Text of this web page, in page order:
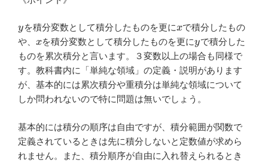
y
yを積分変数として積分したものを更にx
xで積分したもの
や、 x
xを積分変数として積分したものを更にy
yで積分した
ものを累次積分と言います。３変数以上の場合も同様で
す。教科書内に「単純な領域」の定義・説明があります
が、基本的には累次積分や重積分は単純な領域について
しか問われないので特に問題は無いでしょう。
基本的には積分の順序は自由ですが、積分範囲が関数で
定義されているときは先に積分しないと定数値が求めら
れません。また、積分順序が自由に入れ替えられるとき